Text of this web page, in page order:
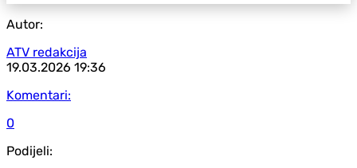
Autor:
ATV redakcija
19.03.2026 19:36
Komentari:
0
Podijeli: